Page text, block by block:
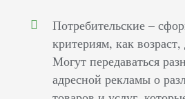
Потребительские –
критериям, как
Могут передаваться
адресной рекламы о